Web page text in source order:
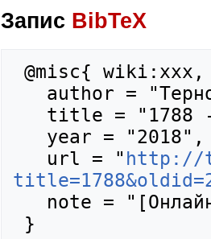
Запис BibTeX
   url = "
http://